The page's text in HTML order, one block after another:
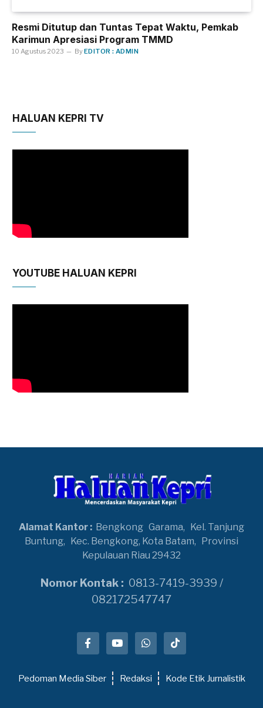
Resmi Ditutup dan Tuntas Tepat Waktu, Pemkab
Karimun Apresiasi Program TMMD
10 Agustus 2023 ByEDITOR : ADMIN
HALUAN KEPRI TV
YOUTUBE HALUAN KEPRI
Alamat Kantor : Bengkong Garama,
Kel. Tanjung
Buntung,
Kec. Bengkong, Kota Batam,
Provinsi
Kepulauan Riau 29432
Nomor Kontak : 0813-7419-3939 /
082172547747
Pedoman Media Siber Redaksi Kode Etik Jurnalistik